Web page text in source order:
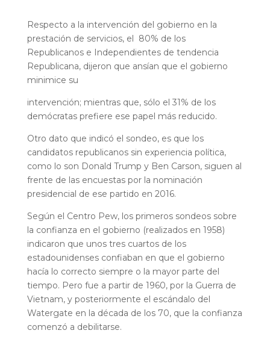
Respecto a la intervención del gobierno en la
prestación de servicios, el 80% de los
Republicanos e Independientes de tendencia
Republicana, dijeron que ansían que el gobierno
minimice su
intervención; mientras que, sólo el 31% de los
demócratas prefiere ese papel más reducido.
Otro dato que indicó el sondeo, es que los
candidatos republicanos sin experiencia política,
como lo son Donald Trump y Ben Carson, siguen al
frente de las encuestas por la nominación
presidencial de ese partido en 2016.
Según el Centro Pew, los primeros sondeos sobre
la confianza en el gobierno (realizados en 1958)
indicaron que unos tres cuartos de los
estadounidenses confiaban en que el gobierno
hacía lo correcto siempre o la mayor parte del
tiempo. Pero fue a partir de 1960, por la Guerra de
Vietnam, y posteriormente el escándalo del
Watergate en la década de los 70, que la confianza
comenzó a debilitarse.